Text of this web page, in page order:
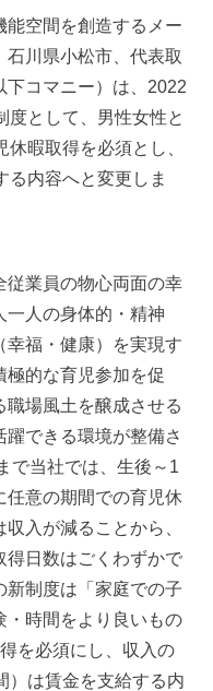
空間を創造するメー
石川県小松市、代表取
下コマニー）は、2022
度として、男性女性と
暇取得を必須とし、
る内容へと変更しま
業員の物心両面の幸
一人の身体的・精神
幸福・健康）を実現す
極的な育児参加を促
職場風土を醸成させる
できる環境が整備さ
当社では、生後～1
任意の期間での育児休
入が減ることから、
得日数はごくわずかで
新制度は「家庭での子
・時間をより良いもの
を必須にし、収入の
）は賃金を支給する内